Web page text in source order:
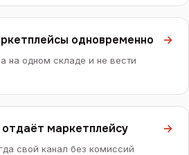
одновременно →
на одном складе и не вести
маркетплейсу →
свой канал без комиссий